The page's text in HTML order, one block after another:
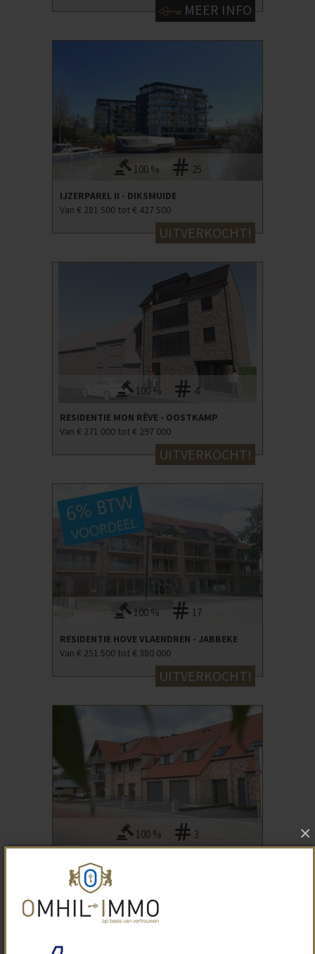
×
MEER INFO
100 % 25
IJZERPAREL II - DIKSMUIDE
Van € 281 500 tot € 427 500
UITVERKOCHT!
100 % 4
RESIDENTIE MON RÊVE - OOSTKAMP
Van € 271 000 tot € 297 000
UITVERKOCHT!
100 % 17
RESIDENTIE HOVE VLAENDREN - JABBEKE
Van € 251 500 tot € 380 000
UITVERKOCHT!
100 % 3
DE GAFFEL (WONINGEN) - OUDENBURG